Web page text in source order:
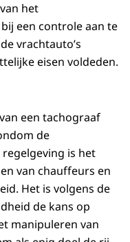
het
een controle aan te
vrachtauto’s
eisen voldeden.
een tachograaf
de
is het
van chauffeurs en
Het is volgens de
de kans op
manipuleren van